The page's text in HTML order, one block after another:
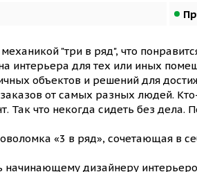
"три в ряд", что
интерьера для тех или иных
объектов и решений для
от самых разных людей.
Так что некогда сидеть без дела.
«3 в ряд», сочетающая в
дизайнеру